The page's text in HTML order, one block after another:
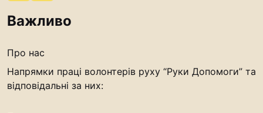
Важливо
Про нас
Напрямки праці волонтерів руху “Руки Допомоги” та
відповідальні за них: